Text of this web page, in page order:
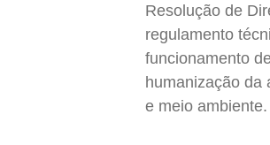
Resolução de
regulamento
funcionamento
humanização da
e meio ambiente.